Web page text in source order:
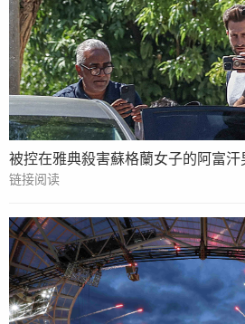
被控在雅典殺害蘇格蘭女子的阿富
链接阅读